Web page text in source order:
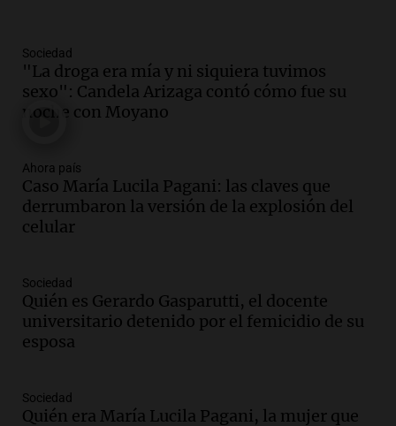
Audio.
Mendoza se prepara para un fin
de semana helado y ciudadanos
marchan contra reforma de tierras
Panorama Federal
Audio.
El "Mono" de Kapanga
adelantó su show en Rosario.
Viva la Radio Rosario
Episodios
en suspenso a hombre por simular robo
de recaudación en San Luis
Panorama Federal
Episodios
ayuda por problemas de fertilidad y la
ostentación de millonarios
Sociedad
"La droga era mía y ni siquiera tuvimos
sexo": Candela Arizaga contó cómo fue su
noche con Moyano
Ahora país
Caso María Lucila Pagani: las claves que
derrumbaron la versión de la explosión del
celular
Sociedad
Quién es Gerardo Gasparutti, el docente
universitario detenido por el femicidio de su
esposa
Sociedad
Quién era María Lucila Pagani, la mujer que